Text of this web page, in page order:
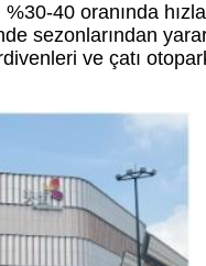
40 oranında
sezonlarından
ve çatı